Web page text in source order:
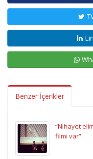
Benzer İçerikler
“Nihayet
filmi var”